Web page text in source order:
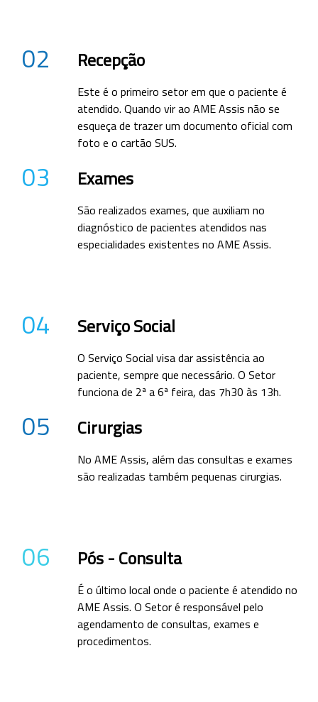
02 Recepção
Este é o primeiro setor em que o paciente é
atendido. Quando vir ao AME Assis não se
esqueça de trazer um documento oficial com
foto e o cartão SUS.
03 Exames
São realizados exames, que auxiliam no
diagnóstico de pacientes atendidos nas
especialidades existentes no AME Assis.
04 Serviço Social
O Serviço Social visa dar assistência ao
paciente, sempre que necessário. O Setor
funciona de 2ª a 6ª feira, das 7h30 às 13h.
05 Cirurgias
No AME Assis, além das consultas e exames
são realizadas também pequenas cirurgias.
06 Pós - Consulta
É o último local onde o paciente é atendido no
AME Assis. O Setor é responsável pelo
agendamento de consultas, exames e
procedimentos.